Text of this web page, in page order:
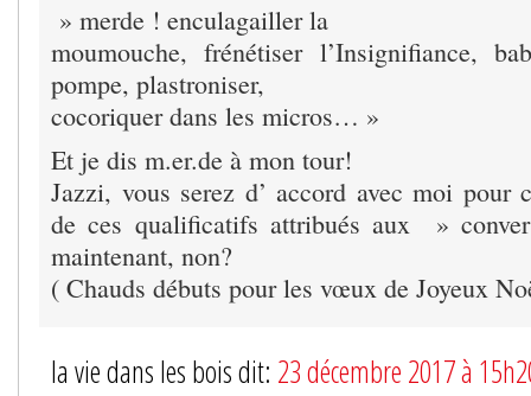
» merde ! enculagailler la
moumouche, frénétiser l’Insignifiance,
pompe, plastroniser,
cocoriquer dans les micros… »
Et je dis m.er.de à mon tour!
Jazzi, vous serez d’ accord avec moi pour
de ces qualificatifs attribués aux »
maintenant, non?
( Chauds débuts pour les vœux de Joyeux
la vie dans les bois dit: 23 décembre 2017 à